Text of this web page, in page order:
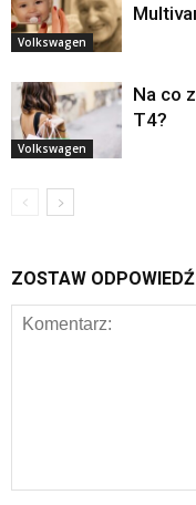
Volkswagen
Volkswagen
Na co
T4?
ZOSTAW ODPOWIEDŹ